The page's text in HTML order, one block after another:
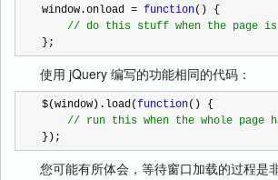
window.onload = function() {
// do this stuff when the page is
};
使用 jQuery 编写的功能相同的代码：
$(window).load(function() {
// run this when the whole page
});
您可能有所体会，等待窗口加载的过程是